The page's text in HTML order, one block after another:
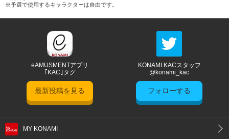
予選で使用するキャラクターは自由です。
eAMUSMENTアプリ
｢KAC｣タグ
最新投稿を見る
KONAMI KACスタッフ
@konami_kac
フォローする
MY KONAMI